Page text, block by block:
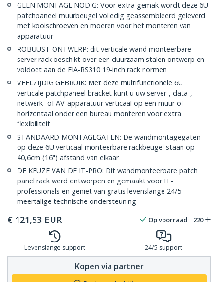
GEEN MONTAGE NODIG: Voor extra gemak wordt deze 6U
patchpaneel muurbeugel volledig geassembleerd geleverd
met kooischroeven en moeren voor het monteren van
apparatuur
ROBUUST ONTWERP: dit verticale wand monteerbare
server rack beschikt over een duurzaam stalen ontwerp en
voldoet aan de EIA-RS310 19-inch rack normen
VEELZIJDIG GEBRUIK: Met deze multifunctionele 6U
verticale patchpaneel bracket kunt u uw server-, data-,
netwerk- of AV-apparatuur verticaal op een muur of
horizontaal onder een bureau monteren voor extra
flexibiliteit
STANDAARD MONTAGEGATEN: De wandmontagegaten
op deze 6U verticaal monteerbare rackbeugel staan op
40,6cm (16") afstand van elkaar
DE KEUZE VAN DE IT-PRO: Dit wandmonteerbare patch
panel rack werd ontworpen en gemaakt voor IT-
professionals en geniet van gratis levenslange 24/5
meertalige technische ondersteuning
€ 121,53 EUR Op voorraad 220
Levenslange support 24/5 support
Kopen via partner